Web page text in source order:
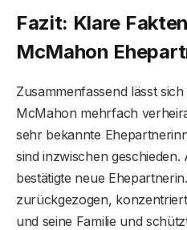
Fazit: Klare
McMahon
Zusammenfassend lässt
McMahon mehrfach
sehr bekannte
sind inzwischen geschieden.
bestätigte neue
zurückgezogen,
und seine Familie und